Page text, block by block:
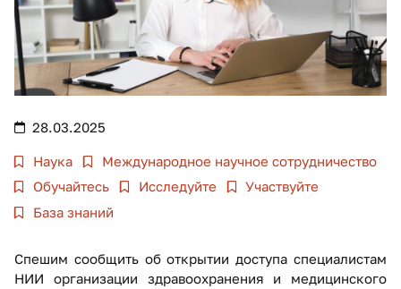
28.03.2025
Наука
Международное научное сотрудничество
Обучайтесь
Исследуйте
Участвуйте
База знаний
Спешим сообщить об открытии доступа специалистам
НИИ организации здравоохранения и медицинского